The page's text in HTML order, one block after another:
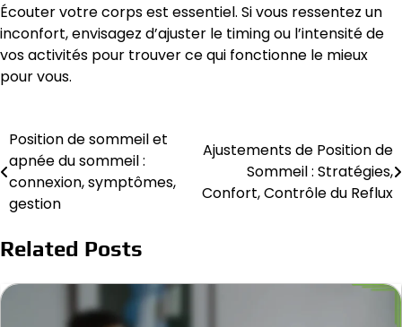
Écouter votre corps est essentiel. Si vous ressentez un
inconfort, envisagez d’ajuster le timing ou l’intensité de
vos activités pour trouver ce qui fonctionne le mieux
pour vous.
Post
navigation
Position de sommeil et
apnée du sommeil :
connexion, symptômes,
gestion
Ajustements de Position de
Sommeil : Stratégies,
Confort, Contrôle du Reflux
Related Posts